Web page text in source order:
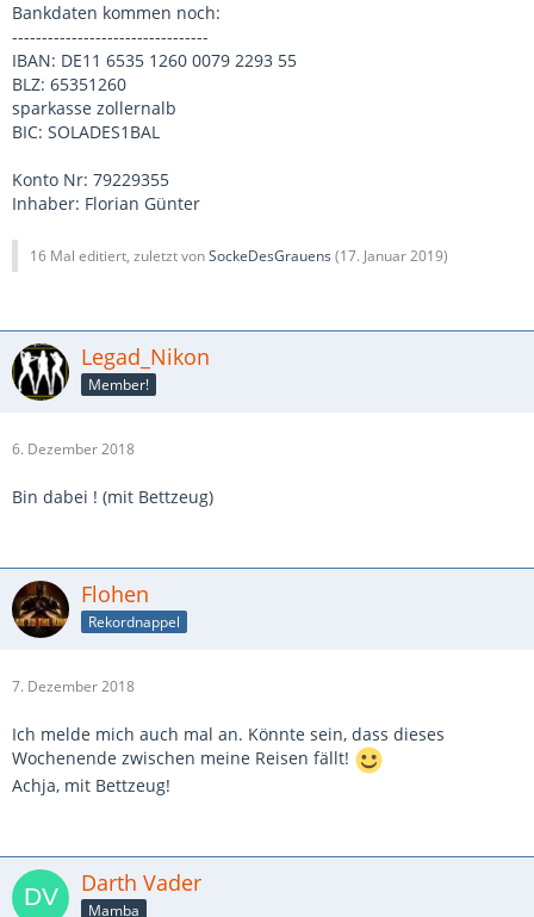
Bankdaten kommen noch:
---------------------------------
IBAN: DE11 6535 1260 0079 2293 55
BLZ: 65351260
sparkasse zollernalb
BIC: SOLADES1BAL
Konto Nr: 79229355
Inhaber: Florian Günter
16 Mal editiert, zuletzt vonSockeDesGrauens (17. Januar 2019)
Legad_Nikon
Member!
6. Dezember 2018
Bin dabei ! (mit Bettzeug)
Flohen
Rekordnappel
7. Dezember 2018
Ich melde mich auch mal an. Könnte sein, dass dieses
Wochenende zwischen meine Reisen fällt!
Achja, mit Bettzeug!
Darth Vader
Mamba